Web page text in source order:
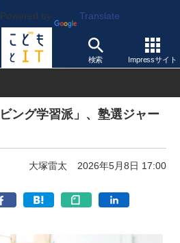
Powered by Translate
検索 Impressサイト
タ
ング学習派」、塾選ジャー
大塚雷太 2026年5月8日 17:00